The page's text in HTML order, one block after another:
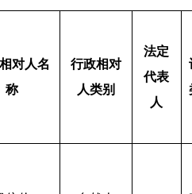
对人名
称
行政相对
人类别
法定
代表
人